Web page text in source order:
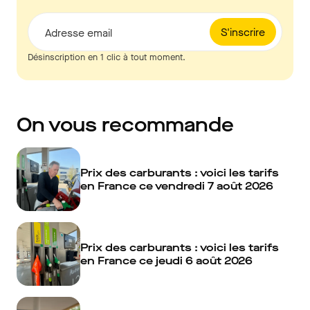
S'inscrire
Adresse email
Désinscription en 1 clic à tout moment.
On vous recommande
Prix des carburants : voici les tarifs
en France ce vendredi 7 août 2026
Prix des carburants : voici les tarifs
en France ce jeudi 6 août 2026